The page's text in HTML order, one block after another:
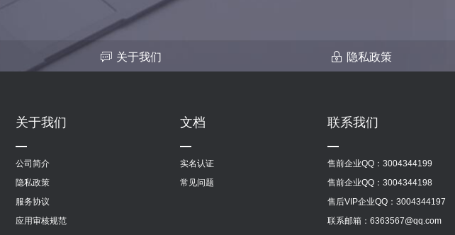
关于我们 隐私政策
关于我们
公司简介
隐私政策
服务协议
应用审核规范
文档
实名认证
常见问题
联系我们
售前企业QQ： 3004344199
售前企业QQ： 3004344198
售后VIP企业QQ： 3004344197
联系邮箱：6363567@qq.com